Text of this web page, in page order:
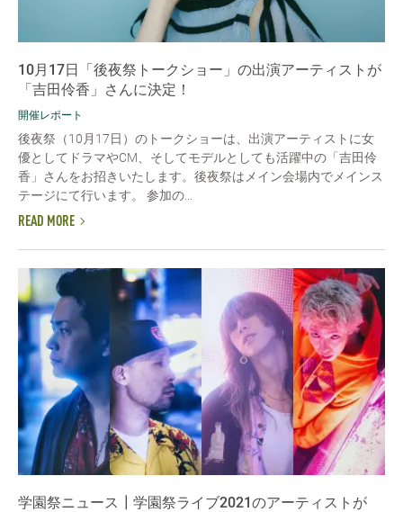
10月17日「後夜祭トークショー」の出演アーティストが
「吉田伶香」さんに決定！
開催レポート
後夜祭（10月17日）のトークショーは、出演アーティストに女
優としてドラマやCM、そしてモデルとしても活躍中の「吉田伶
香」さんをお招きいたします。後夜祭はメイン会場内でメインス
テージにて行います。 参加の...
READ MORE
学園祭ニュース┃学園祭ライブ2021のアーティストが